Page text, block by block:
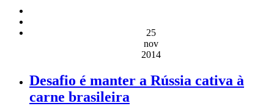
25
nov
2014
Desafio é manter a Rússia cativa à
carne brasileira